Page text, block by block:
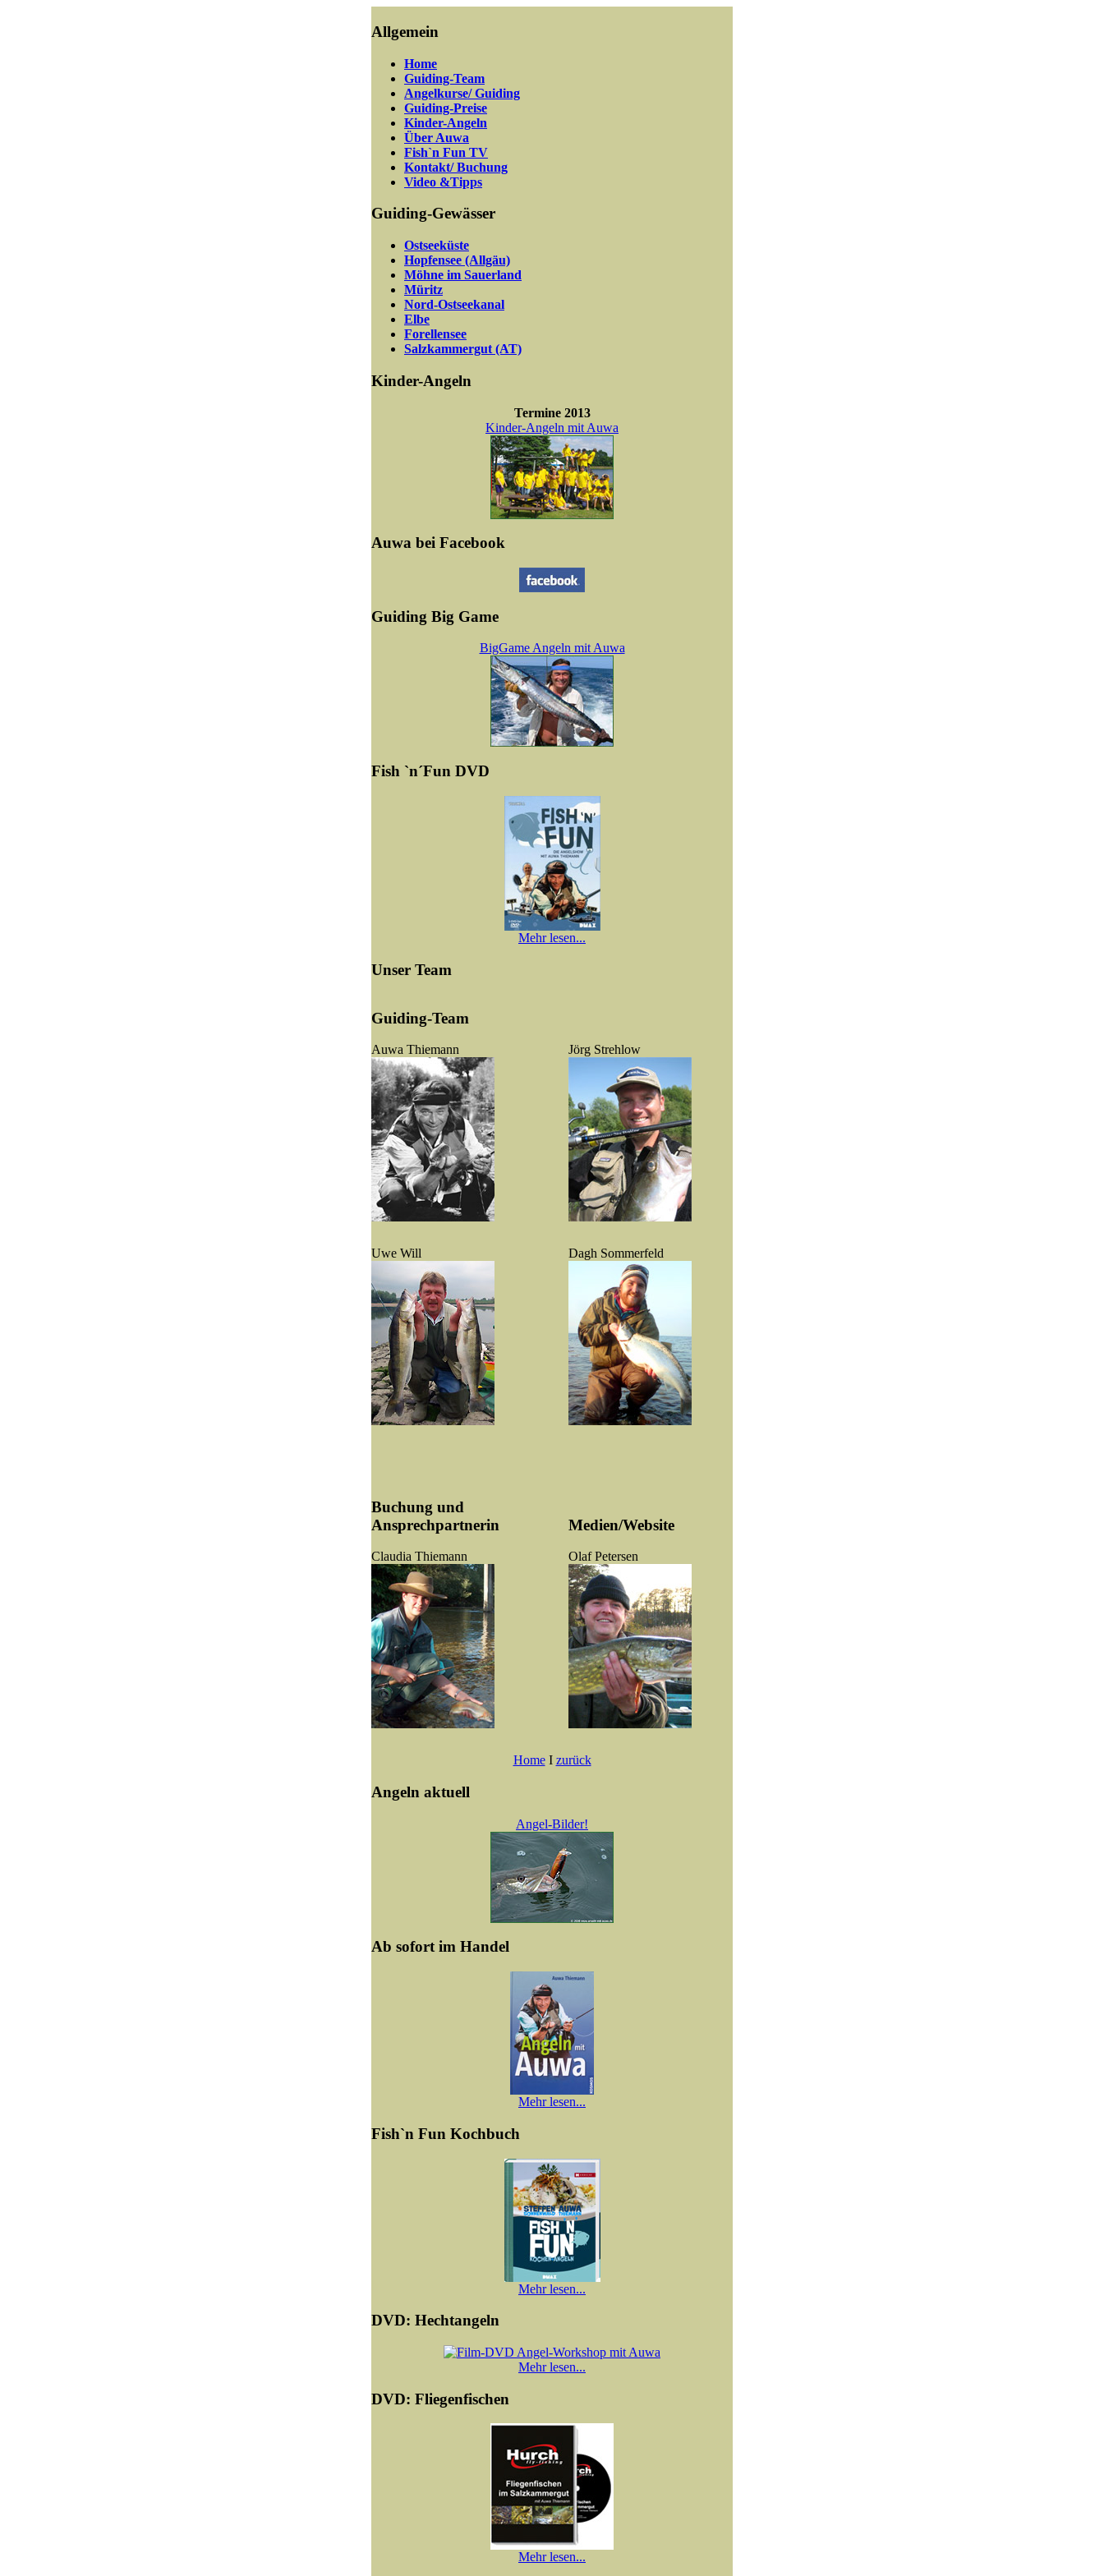
Allgemein
Home
Guiding-Team
Angelkurse/ Guiding
Guiding-Preise
Kinder-Angeln
Über Auwa
Fish`n Fun TV
Kontakt/ Buchung
Video &Tipps
Guiding-Gewässer
Ostseeküste
Hopfensee (Allgäu)
Möhne im Sauerland
Müritz
Nord-Ostseekanal
Elbe
Forellensee
Salzkammergut (AT)
Kinder-Angeln
Termine 2013
Kinder-Angeln mit Auwa
Auwa bei Facebook
Guiding Big Game
BigGame Angeln mit Auwa
Fish `n´Fun DVD
Mehr lesen...
Unser Team
Guiding-Team
Auwa Thiemann Jörg Strehlow
Uwe Will Dagh Sommerfeld
Buchung und
Ansprechpartnerin
Medien/Website
Claudia Thiemann Olaf Petersen
HomeI zurück
Angeln aktuell
Angel-Bilder!
Ab sofort im Handel
Mehr lesen...
Fish`n Fun Kochbuch
Mehr lesen...
DVD: Hechtangeln
Mehr lesen...
DVD: Fliegenfischen
Mehr lesen...